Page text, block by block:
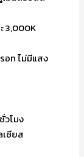
3,000K
อท ไม่มีแสง
วโมง
ซียส